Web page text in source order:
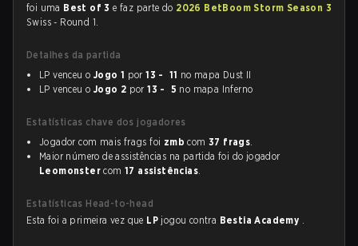
foi uma Best of 3e faz parte do 2026 BetBoom Storm Season 3
Swiss - Round 1.
Detalhes da partida
LP venceu o Jogo 1 por13 - 11 no mapa Dust II
LP venceu o Jogo 2 por13 - 5 no mapa Inferno
Estatísticas chave dos jogadores
Jogador com mais frags foi zmb com37 frags.
Maior número de assistências na partida foi do jogador
Leomonster com 17 assistências.
Estatísticas Head-to-head
Esta foi a primeira vez que LP jogou contra Bestia Academy .